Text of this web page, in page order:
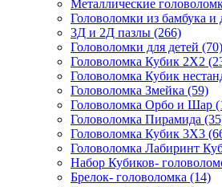
Металлические
Головоломки из бамбука и
3Д и 2Д пазлы (266)
Головоломки для детей (70)
Головоломка Кубик 2Х2
Головоломка Кубик
Головоломка Змейка (59)
Головоломка Орбо и Шар
Головоломка Пирамида
Головоломка Кубик 3Х3
Головоломка Лабиринт
Набор Кубиков-
Брелок- головоломка (14)